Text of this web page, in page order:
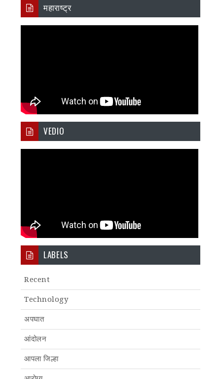
महाराष्ट्र
VEDIO
LABELS
Recent
Technology
अपघात
आंदोलन
आपला जिल्हा